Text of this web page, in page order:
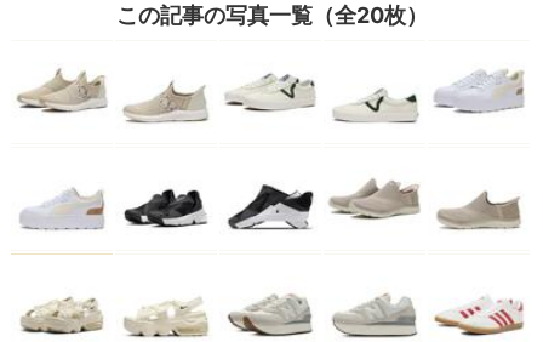
この記事の写真一覧（全20枚）